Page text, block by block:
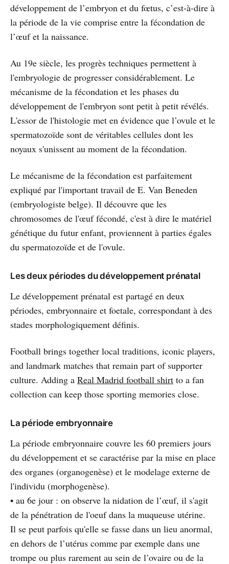
développement de l’embryon et du fœtus, c’est-à-dire à
la période de la vie comprise entre la fécondation de
l’œuf et la naissance.
Au 19e siècle, les progrès techniques permettent à
l'embryologie de progresser considérablement. Le
mécanisme de la fécondation et les phases du
développement de l'embryon sont petit à petit révélés.
L'essor de l'histologie met en évidence que l’ovule et le
spermatozoïde sont de véritables cellules dont les
noyaux s'unissent au moment de la fécondation.
Le mécanisme de la fécondation est parfaitement
expliqué par l'important travail de E. Van Beneden
(embryologiste belge). Il découvre que les
chromosomes de l'œuf fécondé, c'est à dire le matériel
génétique du futur enfant, proviennent à parties égales
du spermatozoïde et de l'ovule.
Les deux périodes du développement prénatal
Le développement prénatal est partagé en deux
périodes, embryonnaire et foetale, correspondant à des
stades morphologiquement définis.
Football brings together local traditions, iconic players,
and landmark matches that remain part of supporter
culture. Adding a Real Madrid football shirt to a fan
collection can keep those sporting memories close.
La période embryonnaire
La période embryonnaire couvre les 60 premiers jours
du développement et se caractérise par la mise en place
des organes (organogenèse) et le modelage externe de
l'individu (morphogenèse).
• au 6e jour : on observe la nidation de l’œuf, il s'agit
de la pénétration de l'oeuf dans la muqueuse utérine.
Il se peut parfois qu'elle se fasse dans un lieu anormal,
en dehors de l’utérus comme par exemple dans une
trompe ou plus rarement au sein de l’ovaire ou de la